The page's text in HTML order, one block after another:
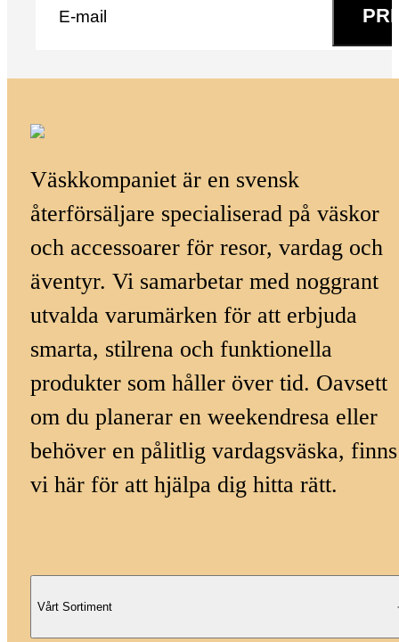
Väskkompaniet är en svensk
återförsäljare specialiserad på väskor
och accessoarer för resor, vardag och
äventyr. Vi samarbetar med noggrant
utvalda varumärken för att erbjuda
smarta, stilrena och funktionella
produkter som håller över tid. Oavsett
om du planerar en weekendresa eller
behöver en pålitlig vardagsväska, finns
vi här för att hjälpa dig hitta rätt.
Vårt Sortiment